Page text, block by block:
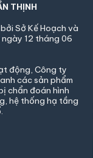
THỊNH
Sở Kế Hoạch và
ngày 12 tháng 06
động, Công ty
các sản phẩm
chẩn đoán hình
hệ thống hạ tầng